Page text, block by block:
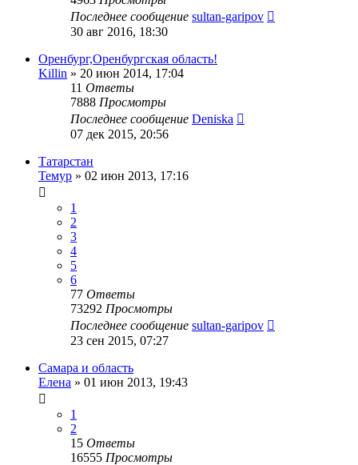
Последнее сообщение sultan-garipov
30 авг 2016, 18:30
Оренбург,Оренбургская область!
Killin » 20 июн 2014, 17:04
11 Ответы
7888 Просмотры
Последнее сообщение Deniska
07 дек 2015, 20:56
Татарстан
Темур » 02 июн 2013, 17:16
1
2
3
4
5
6
77 Ответы
73292 Просмотры
Последнее сообщение sultan-garipov
23 сен 2015, 07:27
Самара и область
Елена » 01 июн 2013, 19:43
1
2
15 Ответы
16555 Просмотры